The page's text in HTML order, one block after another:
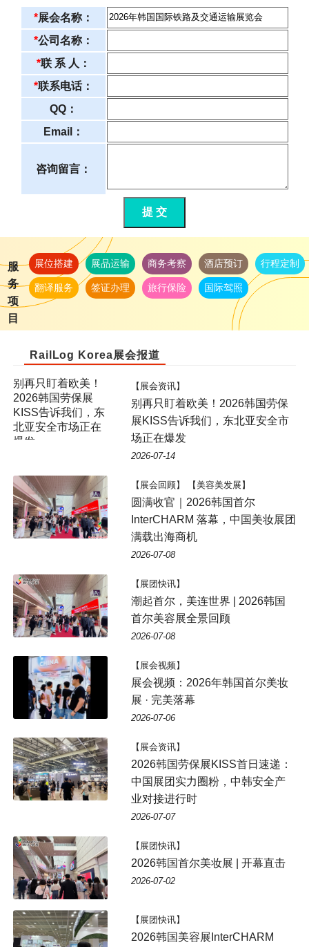
*展会名称：
*公司名称：
*联 系 人：
*联系电话：
QQ：
Email：
咨询留言：
提 交
服
务
项
目
展位搭建 展品运输 商务考察 酒店预订 行程定制
翻译服务 签证办理 旅行保险 国际驾照
RailLog Korea展会报道
【展会资讯】
别再只盯着欧美！2026韩国劳保
展KISS告诉我们，东北亚安全市
场正在爆发
2026-07-14
【展会回顾】 【美容美发展】
圆满收官｜2026韩国首尔
InterCHARM 落幕，中国美妆展团
满载出海商机
2026-07-08
【展团快讯】
潮起首尔，美连世界 | 2026韩国
首尔美容展全景回顾
2026-07-08
【展会视频】
展会视频：2026年韩国首尔美妆
展 · 完美落幕
2026-07-06
【展会资讯】
2026韩国劳保展KISS首日速递：
中国展团实力圈粉，中韩安全产
业对接进行时
2026-07-07
【展团快讯】
2026韩国首尔美妆展 | 开幕直击
2026-07-02
【展团快讯】
2026韩国美容展InterCHARM